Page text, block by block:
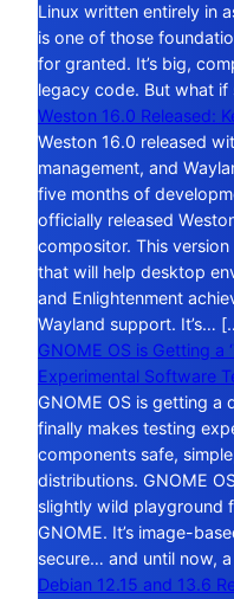
Linux written entirely in
is one of those
for granted. It’s big,
legacy code. But what
Weston 16.0 Released:
Weston 16.0 released
management, and
five months of
officially released
compositor. This
that will help desktop
and Enlightenment
Wayland support. It’s…
GNOME OS is Getting a
Experimental Software
GNOME OS is getting a
finally makes testing
components safe,
distributions. GNOME
slightly wild playground
GNOME. It’s image-
secure… and until now,
Debian 12.15 and 13.6